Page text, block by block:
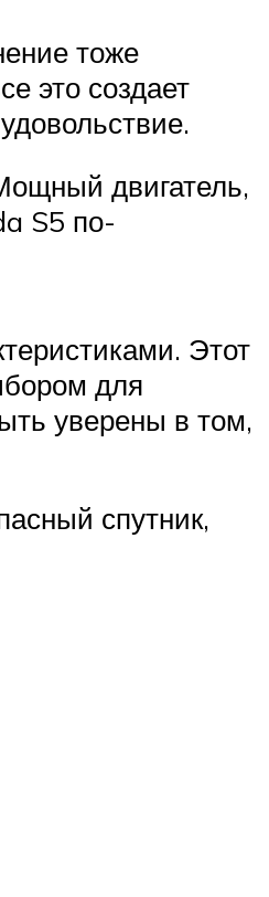
тоже
это создает
двигатель,
S5 по-
Этот
для
уверены в том,
спутник,